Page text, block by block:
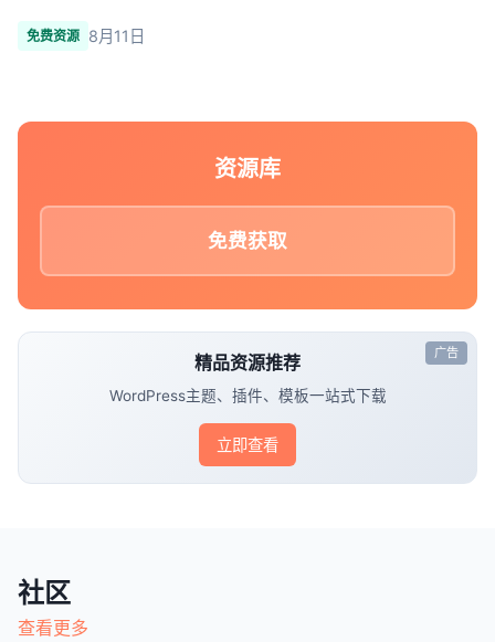
入门知识切入，层层递进带你掌......
免费资源 8月11日
资源库
免费获取
广告
精品资源推荐
WordPress主题、插件、模板一站式下载
立即查看
社区
查看更多